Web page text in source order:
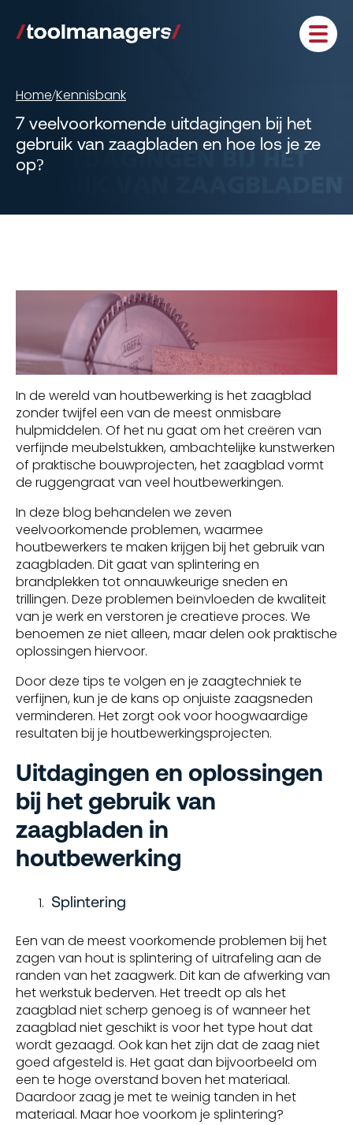
Home/Kennisbank
7 veelvoorkomende uitdagingen bij het
gebruik van zaagbladen en hoe los je ze
op?
In de wereld van houtbewerking is het zaagblad
zonder twijfel een van de meest onmisbare
hulpmiddelen. Of het nu gaat om het creëren van
verfijnde meubelstukken, ambachtelijke kunstwerken
of praktische bouwprojecten, het zaagblad vormt
de ruggengraat van veel houtbewerkingen.
In deze blog behandelen we zeven
veelvoorkomende problemen, waarmee
houtbewerkers te maken krijgen bij het gebruik van
zaagbladen. Dit gaat van splintering en
brandplekken tot onnauwkeurige sneden en
trillingen. Deze problemen beïnvloeden de kwaliteit
van je werk en verstoren je creatieve proces. We
benoemen ze niet alleen, maar delen ook praktische
oplossingen hiervoor.
Door deze tips te volgen en je zaagtechniek te
verfijnen, kun je de kans op onjuiste zaagsneden
verminderen. Het zorgt ook voor hoogwaardige
resultaten bij je houtbewerkingsprojecten.
Uitdagingen en oplossingen
bij het gebruik van
zaagbladen in
houtbewerking
Splintering
Een van de meest voorkomende problemen bij het
zagen van hout is splintering of uitrafeling aan de
randen van het zaagwerk. Dit kan de afwerking van
het werkstuk bederven. Het treedt op als het
zaagblad niet scherp genoeg is of wanneer het
zaagblad niet geschikt is voor het type hout dat
wordt gezaagd. Ook kan het zijn dat de zaag niet
goed afgesteld is. Het gaat dan bijvoorbeeld om
een te hoge overstand boven het materiaal.
Daardoor zaag je met te weinig tanden in het
materiaal. Maar hoe voorkom je splintering?